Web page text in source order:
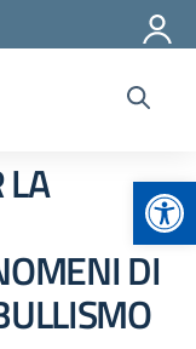
DI